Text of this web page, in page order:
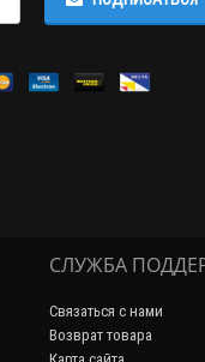
СЛУЖБА
Связаться с нами
Возврат товара